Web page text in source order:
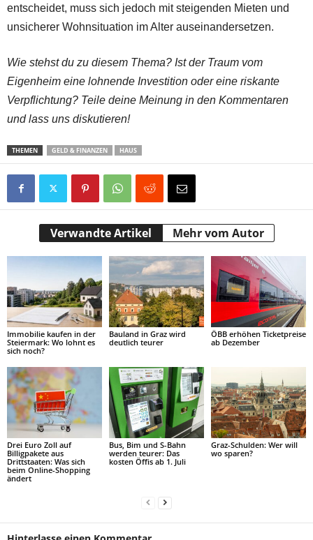
entscheidet, muss sich jedoch mit steigenden Mieten und
unsicherer Wohnsituation im Alter auseinandersetzen.
Wie stehst du zu diesem Thema? Ist der Traum vom
Eigenheim eine lohnende Investition oder eine riskante
Verpflichtung? Teile deine Meinung in den Kommentaren
und lass uns diskutieren!
THEMEN GELD & FINANZEN HAUS
Verwandte Artikel Mehr vom Autor
Immobilie kaufen in der
Steiermark: Wo lohnt es
sich noch?
Bauland in Graz wird
deutlich teurer
ÖBB erhöhen Ticketpreise
ab Dezember
Drei Euro Zoll auf
Billigpakete aus
Drittstaaten: Was sich
beim Online-Shopping
ändert
Bus, Bim und S-Bahn
werden teurer: Das
kosten Öffis ab 1. Juli
Graz-Schulden: Wer will
wo sparen?